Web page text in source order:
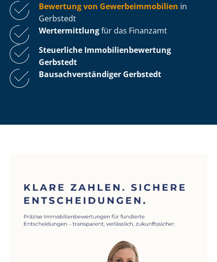
Bewertung von Ge­wer­be­im­mo­bi­li­en in
Gerbstedt
Wertermittlungfür das Finanzamt
Steuerliche Im­mo­bi­li­en­be­wer­tung
Gerbstedt
Bau­sach­ver­stän­di­ger Gerbstedt